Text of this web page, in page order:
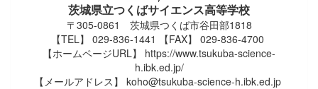
茨城県立つくばサイエンス高等学校
〒305-0861 茨城県つくば市谷田部1818
【TEL】 029-836-1441 【FAX】 029-836-4700
【ホームページURL】 https://www.tsukuba-science-
h.ibk.ed.jp/
【メールアドレス】 koho@tsukuba-science-h.ibk.ed.jp